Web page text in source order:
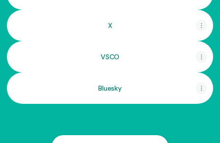
X
VSCO
Bluesky